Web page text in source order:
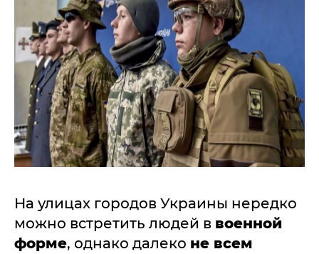
На улицах городов Украины нередко
можно встретить людей в военной
форме, однако далеко не всем